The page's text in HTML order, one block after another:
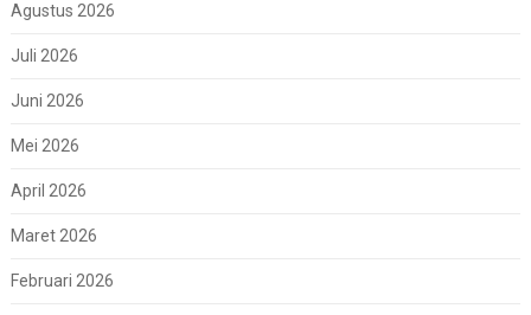
Agustus 2026
Juli 2026
Juni 2026
Mei 2026
April 2026
Maret 2026
Februari 2026